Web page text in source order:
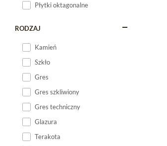
Płytki oktagonalne
RODZAJ
Kamień
Szkło
Gres
Gres szkliwiony
Gres techniczny
Glazura
Terakota